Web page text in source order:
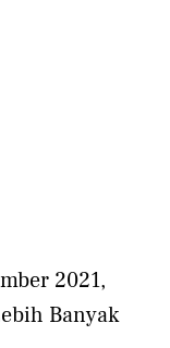
2021,
Banyak